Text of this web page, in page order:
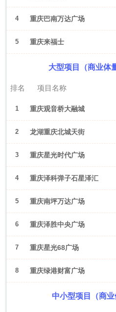
4 重庆巴南万达广场
5 重庆来福士
大型项目（商业体
排名 项目名称
1 重庆观音桥大融城
2 龙湖重庆北城天街
3 重庆星光时代广场
4 重庆泽科弹子石星泽汇
5 重庆南坪万达广场
6 重庆泽胜中央广场
7 重庆星光68广场
8 重庆绿港财富广场
中小型项目（商业